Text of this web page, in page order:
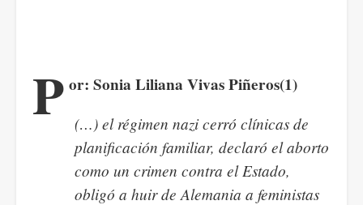
P or: Sonia Liliana Vivas Piñeros(1)
(…) el régimen nazi cerró clínicas de
planificación familiar, declaró el aborto
como un crimen contra el Estado,
obligó a huir de Alemania a feministas